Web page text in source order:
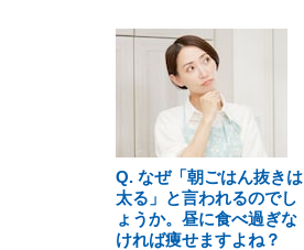
Q. なぜ「朝ごはん抜きは
太る」と言われるのでし
ょうか。昼に食べ過ぎな
ければ痩せますよね？